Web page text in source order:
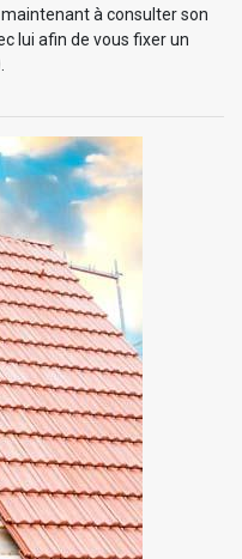
à consulter son
lui afin de vous fixer un